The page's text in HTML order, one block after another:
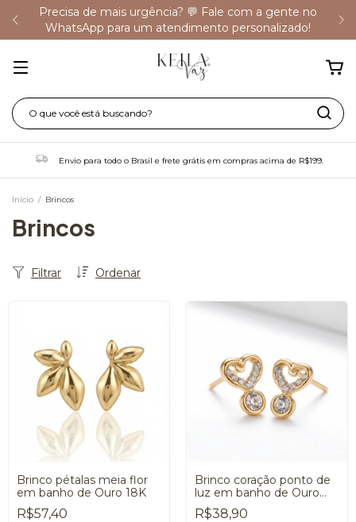
Precisa de mais urgência? 💬 Fale com a gente no
WhatsApp para um atendimento personalizado!
Envio para todo o Brasil e frete grátis em compras acima de R$199.
Início / Brincos
Brincos
Ordenar
Filtrar
Brinco pétalas meia flor
em banho de Ouro 18K
R$57,40
Brinco coração ponto de
luz em banho de Ouro
18K
R$38,90